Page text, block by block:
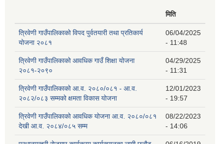
मिति
त्रिवेणी गाउँपालिकाको विपद पुर्वतयारी तथा प्रतिकार्य
योजना २०८१
06/04/2025
- 11:48
त्रिवेणी गाउँपालिकाको आवधिक गाउँ शिक्षा योजना
२०८१-२०९०
04/29/2025
- 11:31
त्रिवेणी गाउँपालिकाको आ.व. २०८०/०८१ - आ.व.
२०८२/०८३ सम्मको क्षमता विकास योजना
12/01/2023
- 19:57
त्रिवेणी गाउँपालिकाको आवधिक योजना आ.व. २०८०/०८१
देखी आ.व. २०८४/०८५ सम्म
08/22/2023
- 14:06